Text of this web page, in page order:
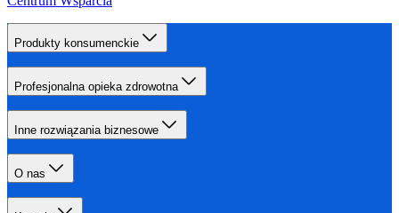
Produkty konsumenckie
Profesjonalna opieka zdrowotna
Inne rozwiązania biznesowe
O nas